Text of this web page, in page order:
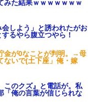
みた結果ｗｗｗｗｗｗｗ
しよう」と誘われたがお
るやら腹立つやら！
金が0なことが判明。→母
ないで(土下座」俺・嫁
このクズ』と電話が。私
「俺の言葉が信じられな